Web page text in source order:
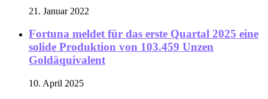
21. Januar 2022
Fortuna meldet für das erste Quartal 2025 eine
solide Produktion von 103.459 Unzen
Goldäquivalent
10. April 2025